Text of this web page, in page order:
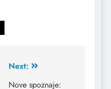
Next:
Nove spoznaje: